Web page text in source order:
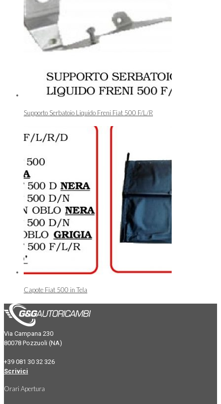
Supporto Serbatoio Liquido Freni Fiat 500 F/L/R
Capote Fiat 500 in Tela
Via Campana 230
80078 Pozzuoli (NA)
+39 081 30 32 326
Scrivici
Orari Apertura